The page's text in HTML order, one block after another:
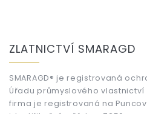
ZLATNICTVÍ SMARAGD
SMARAGD® je registrovaná
Úřadu průmyslového vlastnictví
firma je registrovaná na